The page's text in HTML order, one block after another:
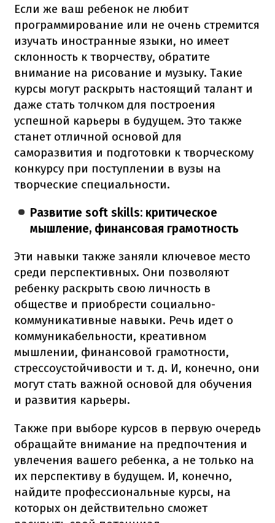
Если же ваш ребенок не любит
программирование или не очень стремится
изучать иностранные языки, но имеет
склонность к творчеству, обратите
внимание на рисование и музыку. Такие
курсы могут раскрыть настоящий талант и
даже стать толчком для построения
успешной карьеры в будущем. Это также
станет отличной основой для
саморазвития и подготовки к творческому
конкурсу при поступлении в вузы на
творческие специальности.
Развитие soft skills: критическое
мышление, финансовая грамотность
Эти навыки также заняли ключевое место
среди перспективных. Они позволяют
ребенку раскрыть свою личность в
обществе и приобрести социально-
коммуникативные навыки. Речь идет о
коммуникабельности, креативном
мышлении, финансовой грамотности,
стрессоустойчивости и т. д. И, конечно, они
могут стать важной основой для обучения
и развития карьеры.
Также при выборе курсов в первую очередь
обращайте внимание на предпочтения и
увлечения вашего ребенка, а не только на
их перспективу в будущем. И, конечно,
найдите профессиональные курсы, на
которых он действительно сможет